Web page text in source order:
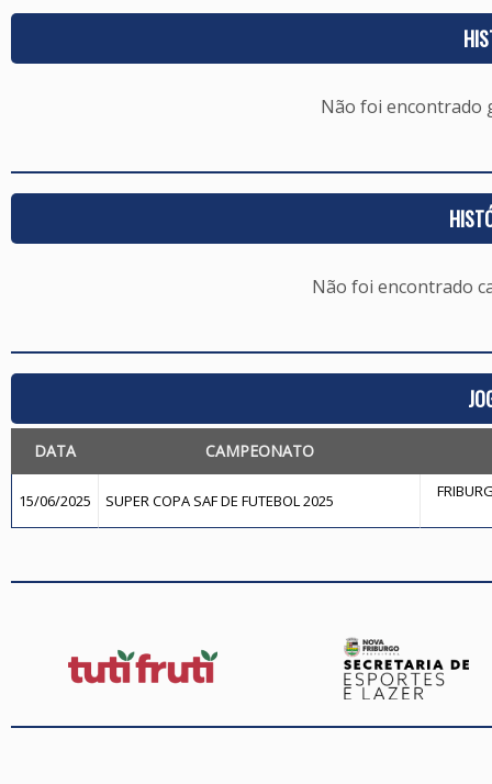
Não foi encontrado
Não foi encontrado
DATA CAMPEONATO
15/06/2025 SUPER COPA SAF DE FUTEBOL 2025